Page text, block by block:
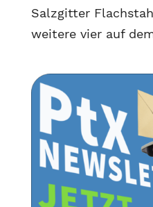
Salzgitter
weitere vier auf